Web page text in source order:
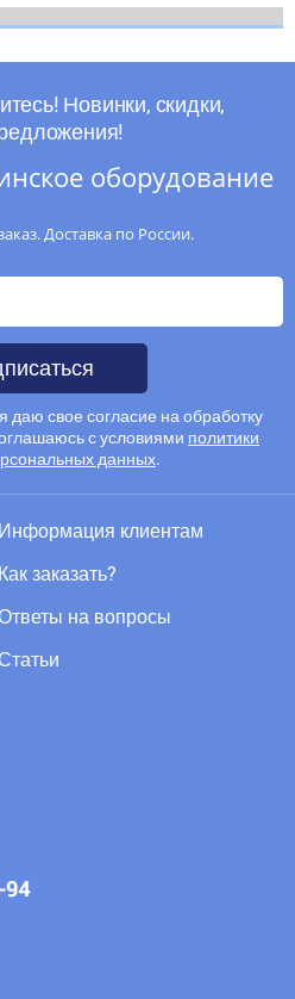
Новинки, скидки,
оборудование
Доставка по России.
даю свое согласие на обработку
с условиями политики
данных.
Информация клиентам
Как заказать?
на вопросы